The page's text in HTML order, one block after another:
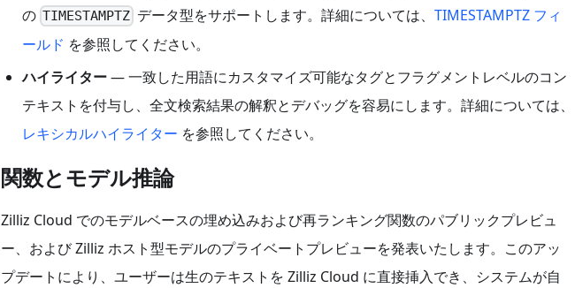
のTIMESTAMPTZデータ型をサポートします。詳細については、 TIMESTAMPTZ フィ
ールド を参照してください。
ハイライター— 一致した用語にカスタマイズ可能なタグとフラグメントレベルのコン
テキストを付与し、全文検索結果の解釈とデバッグを容易にします。詳細については、
レキシカルハイライター を参照してください。
関数とモデル推論
Zilliz Cloud でのモデルベースの埋め込みおよび再ランキング関数のパブリックプレビュ
ー、および Zilliz ホスト型モデルのプライベートプレビューを発表いたします。このアッ
プデートにより、ユーザーは生のテキストを Zilliz Cloud に直接挿入でき、システムが自